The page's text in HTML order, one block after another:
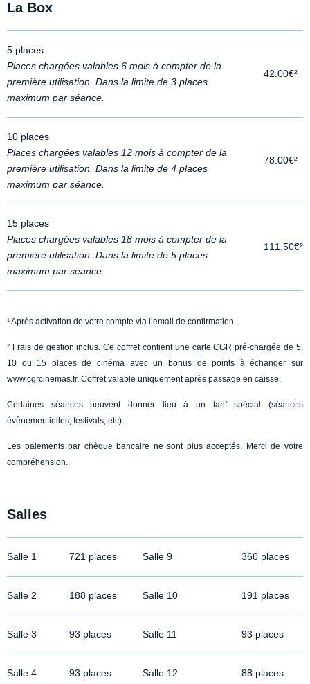
La Box
5 places
Places chargées valables 6 mois à compter de la
première utilisation. Dans la limite de 3 places
maximum par séance.
42.00€²
10 places
Places chargées valables 12 mois à compter de la
première utilisation. Dans la limite de 4 places
maximum par séance.
78.00€²
15 places
Places chargées valables 18 mois à compter de la
première utilisation. Dans la limite de 5 places
maximum par séance.
111.50€²
¹ Après activation de votre compte via l’email de confirmation.
² Frais de gestion inclus. Ce coffret contient une carte CGR pré-chargée de 5,
10 ou 15 places de cinéma avec un bonus de points à échanger sur
www.cgrcinemas.fr. Coffret valable uniquement après passage en caisse.
Certaines séances peuvent donner lieu à un tarif spécial (séances
évènementielles, festivals, etc).
Les paiements par chèque bancaire ne sont plus acceptés. Merci de votre
compréhension.
Salles
Salle 1 721 places Salle 9 360 places
Salle 2 188 places Salle 10 191 places
Salle 3 93 places Salle 11 93 places
Salle 4 93 places Salle 12 88 places